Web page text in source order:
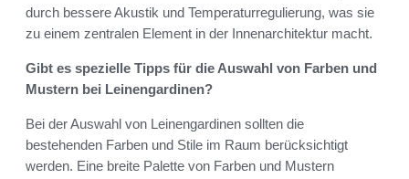
durch bessere Akustik und Temperaturregulierung, was sie
zu einem zentralen Element in der Innenarchitektur macht.
Gibt es spezielle Tipps für die Auswahl von Farben und
Mustern bei Leinengardinen?
Bei der Auswahl von Leinengardinen sollten die
bestehenden Farben und Stile im Raum berücksichtigt
werden. Eine breite Palette von Farben und Mustern